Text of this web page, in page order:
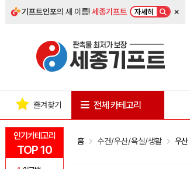
기프트인포의 새 이름!세종기프트 자세히 ×
인기카테고리
TOP 10
즐겨찾기 전체 카테고리
홈 수건/우산/욕실/생활 우산